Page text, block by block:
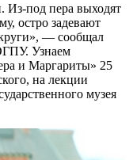
Из-под пера выходят
остро задевают
— сообщал
Узнаем
и Маргариты» 25
на лекции
музея